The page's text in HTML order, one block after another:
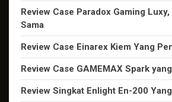
Review Case Paradox Gaming
Sama
Review Case Einarex Kiem Yang
Review Case GAMEMAX Spark
Review Singkat Enlight En-200